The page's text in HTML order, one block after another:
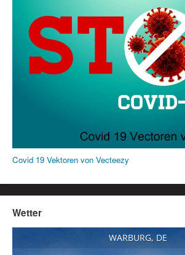
Covid 19 Vektoren von Vecteezy
Wetter
WARBURG, DE